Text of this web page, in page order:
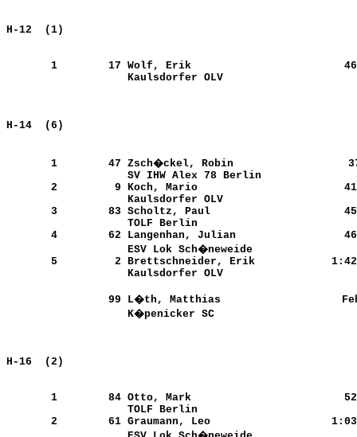
H-12
       1
       17
Wolf, Erik
Kaulsdorfer OLV
H-14
       1
       47
Zsch�ckel, Robin
SV IHW Alex 78 Berlin
       2
        9
Koch, Mario
Kaulsdorfer OLV
       3
       83
Scholtz, Paul
TOLF Berlin
       4
       62
Langenhan, Julian
ESV Lok Sch�neweide
       5
        2
Brettschneider, Erik
Kaulsdorfer OLV
       99
L�th, Matthias
K�penicker SC
H-16
       1
       84
Otto, Mark
TOLF Berlin
       2
       61
Graumann, Leo